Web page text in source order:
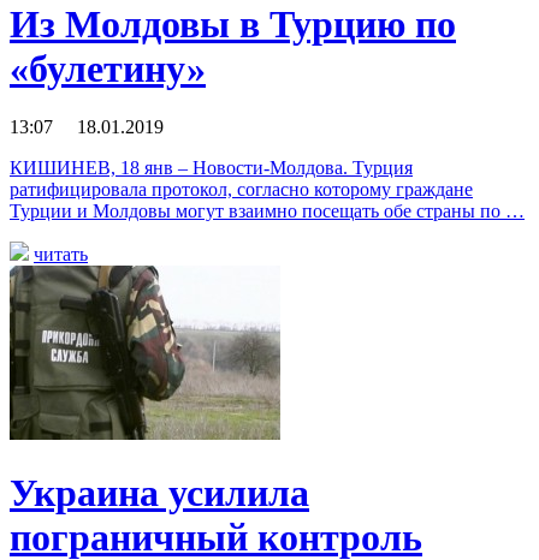
Из Молдовы в Турцию по
«булетину»
13:07 18.01.2019
КИШИНЕВ, 18 янв – Новости-Молдова. Турция
ратифицировала протокол, согласно которому граждане
Турции и Молдовы могут взаимно посещать обе страны по …
читать
Украина усилила
пограничный контроль